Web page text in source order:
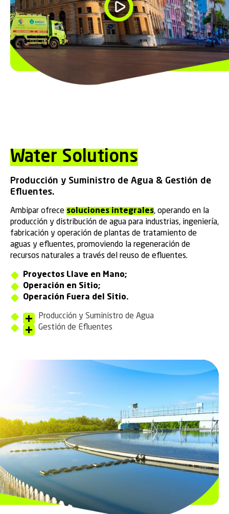
Water Solutions
Producción y Suministro de Agua & Gestión de
Efluentes.
Ambipar ofrece soluciones integrales, operando en la
producción y distribución de agua para industrias, ingeniería,
fabricación y operación de plantas de tratamiento de
aguas y efluentes, promoviendo la regeneración de
recursos naturales a través del reuso de efluentes.
Proyectos Llave en Mano;
Operación en Sitio;
Operación Fuera del Sitio.
Producción y Suministro de Agua
Gestión de Efluentes